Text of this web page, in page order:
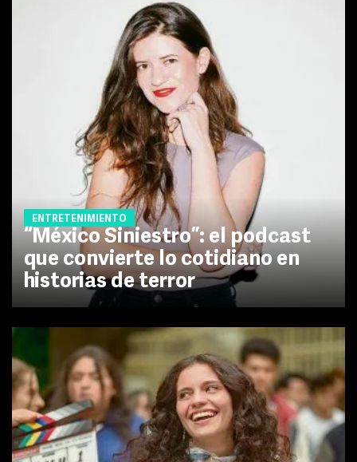
ENTRETENIMIENTO
“México Siniestro”: el podcast
que convierte lo cotidiano en
historias de terror